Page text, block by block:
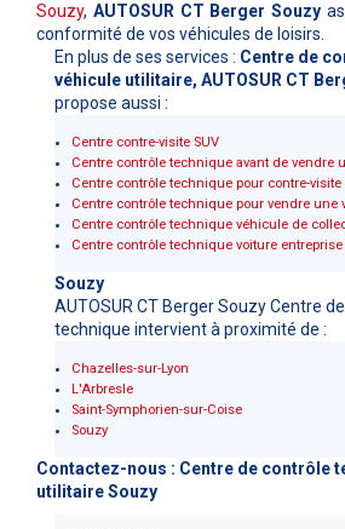
Souzy, AUTOSUR CT Berger Souzy
conformité de vos véhicules de loisirs.
En plus de ses services : Centre de
véhicule utilitaire, AUTOSUR CT
propose aussi :
Centre contre-visite SUV
Centre contrôle technique avant de vendre
Centre contrôle technique pour contre-visite
Centre contrôle technique pour vendre une
Centre contrôle technique véhicule de
Centre contrôle technique voiture entreprise
Souzy
AUTOSUR CT Berger Souzy Centre
technique intervient à proximité de :
Chazelles-sur-Lyon
L'Arbresle
Saint-Symphorien-sur-Coise
Souzy
Contactez-nous : Centre de contrôle
utilitaire Souzy